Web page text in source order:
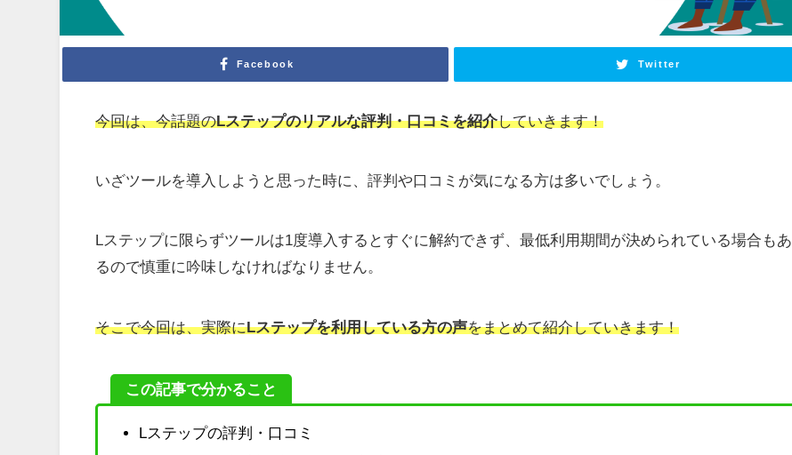
Facebook Twitter
今回は、今話題のLステップのリアルな評判・口コミを紹介していきます！
いざツールを導入しようと思った時に、評判や口コミが気になる方は多いでしょう。
Lステップに限らずツールは1度導入するとすぐに解約できず、最低利用期間が決められている場合もあ
るので慎重に吟味しなければなりません。
そこで今回は、実際にLステップを利用している方の声をまとめて紹介していきます！
この記事で分かること
Lステップの評判・口コミ